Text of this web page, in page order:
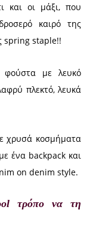
και οι μάξι, που
καιρό της
spring staple!!
φούστα με λευκό
πλεκτό, λευκά
χρυσά κοσμήματα
ένα backpack και
on denim style.
τρόπο να τη